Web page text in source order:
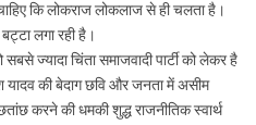
कि लोकराज लोकलाज से ही चलता है।
लगा रही है।
ज्यादा चिंता समाजवादी पार्टी को लेकर है
की बेदाग छवि और जनता में असीम
करने की धमकी शुद्ध राजनीतिक स्वार्थ